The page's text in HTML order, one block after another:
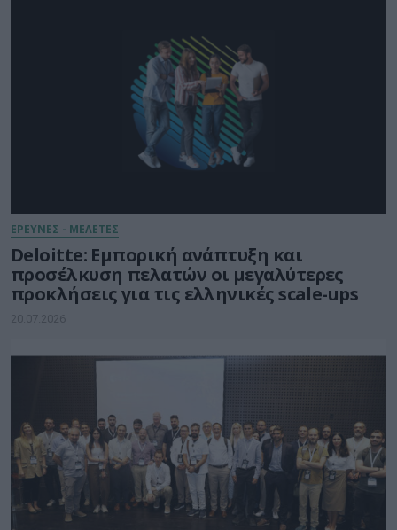
ΕΡΕΥΝΕΣ - ΜΕΛΕΤΕΣ
Deloitte: Εμπορική ανάπτυξη και
προσέλκυση πελατών οι μεγαλύτερες
προκλήσεις για τις ελληνικές scale-ups
20.07.2026